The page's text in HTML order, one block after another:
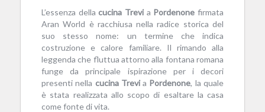
L’essenza dellacucina Trevia Pordenone firmata
Aran World è racchiusa nella radice storica del
suo stesso nome: un termine che indica
costruzione e calore familiare. Il rimando alla
leggenda che fluttua attorno alla fontana romana
funge da principale ispirazione per i decori
presenti nella cucina Trevia Pordenone, la quale
è stata realizzata allo scopo di esaltare la casa
come fonte di vita.